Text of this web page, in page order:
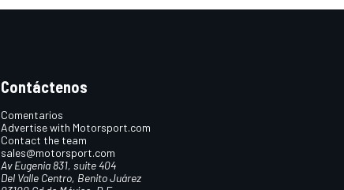
Contáctenos
Comentarios
Advertise with Motorsport.com
Contact the team
sales@motorsport.com
Av Eugenia 831, suite 404
Del Valle Centro, Benito Juárez